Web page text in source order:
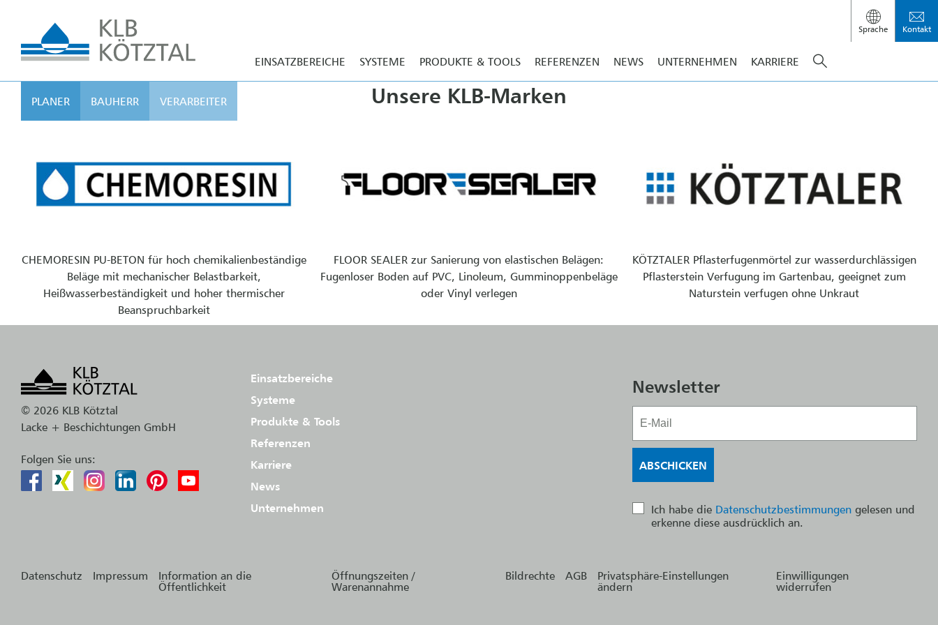
EINSATZBEREICHE SYSTEME PRODUKTE & TOOLS REFERENZEN NEWS UNTERNEHMEN KARRIERE
Sprache Kontakt
PLANER BAUHERR VERARBEITER Unsere KLB-Marken
CHEMORESIN PU-BETON für hoch chemikalienbeständige
Beläge mit mechanischer Belastbarkeit,
Heißwasserbeständigkeit und hoher thermischer
Beanspruchbarkeit
FLOOR SEALER zur Sanierung von elastischen Belägen:
Fugenloser Boden auf PVC, Linoleum, Gumminoppenbeläge
oder Vinyl verlegen
KÖTZTALER Pflasterfugenmörtel zur wasserdurchlässigen
Pflasterstein Verfugung im Gartenbau, geeignet zum
Naturstein verfugen ohne Unkraut
© 2026 KLB Kötztal
Lacke + Beschichtungen GmbH
Folgen Sie uns:
Einsatzbereiche
Systeme
Produkte & Tools
Referenzen
Karriere
News
Unternehmen
Newsletter
Ich habe die Datenschutzbestimmungen gelesen und
erkenne diese ausdrücklich an.
Datenschutz Impressum
Information an die
Öffentlichkeit
Öffnungszeiten /
Warenannahme
Bildrechte AGB
Privatsphäre-Einstellungen
ändern
Einwilligungen
widerrufen